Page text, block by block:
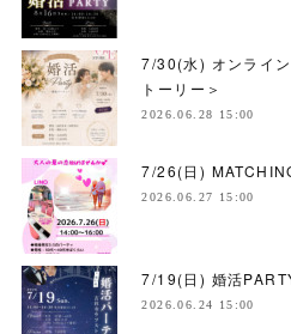
7/30(水) オンライ
トーリー＞
2026.06.28 15:00
7/26(日)
2026.06.27 15:00
7/19(日) 婚活
2026.06.24 15:00